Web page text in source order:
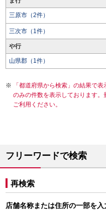
三原市（2件）
三次市（1件）
や行
山県郡（1件）
「都道府県から検索」の結果で
のみの件数を表示しております
ご利用ください。
フリーワードで検索
再検索
店舗名称または住所の一部を